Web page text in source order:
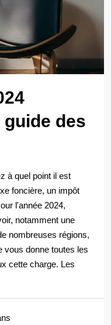
des
à quel point il est
foncière, un impôt
l'année 2024,
notamment une
nombreuses régions,
vous donne toutes les
cette charge. Les